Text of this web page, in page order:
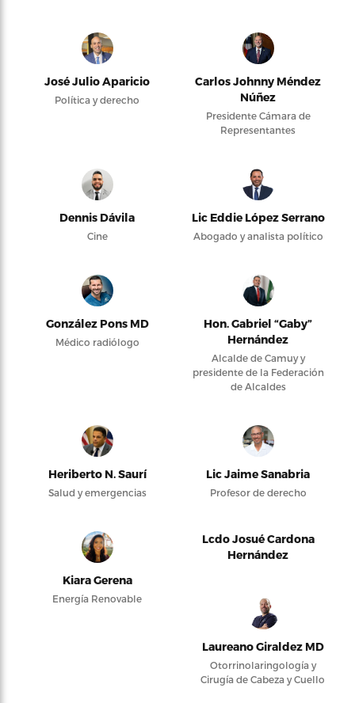
José Julio Aparicio
Política y derecho
Carlos Johnny Méndez
Núñez
Presidente Cámara de
Representantes
Dennis Dávila
Cine
Lic Eddie López Serrano
Abogado y analista político
González Pons MD
Médico radiólogo
Hon. Gabriel “Gaby”
Hernández
Alcalde de Camuy y
presidente de la Federación
de Alcaldes
Heriberto N. Saurí
Salud y emergencias
Lic Jaime Sanabria
Profesor de derecho
Kiara Gerena
Energía Renovable
Lcdo Josué Cardona
Hernández
Laureano Giraldez MD
Otorrinolaringología y
Cirugía de Cabeza y Cuello